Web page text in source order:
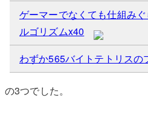
ゲーマーでなくても仕組み
ルゴリズムx40
わずか565バイトテトリスの
の3つでした。